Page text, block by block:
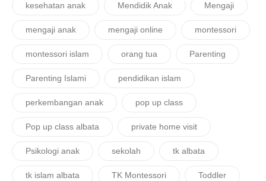
kesehatan anak Mendidik Anak Mengaji
mengaji anak mengaji online montessori
montessori islam orang tua Parenting
Parenting Islami pendidikan islam
perkembangan anak pop up class
Pop up class albata private home visit
Psikologi anak sekolah tk albata
tk islam albata TK Montessori Toddler